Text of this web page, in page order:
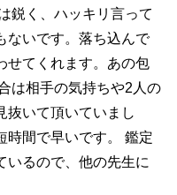
鋭く、ハッキリ言って
ないです。落ち込んで
せてくれます。あの包
は相手の気持ちや2人の
抜いて頂いていまし
時間で早いです。 鑑定
いるので、他の先生に